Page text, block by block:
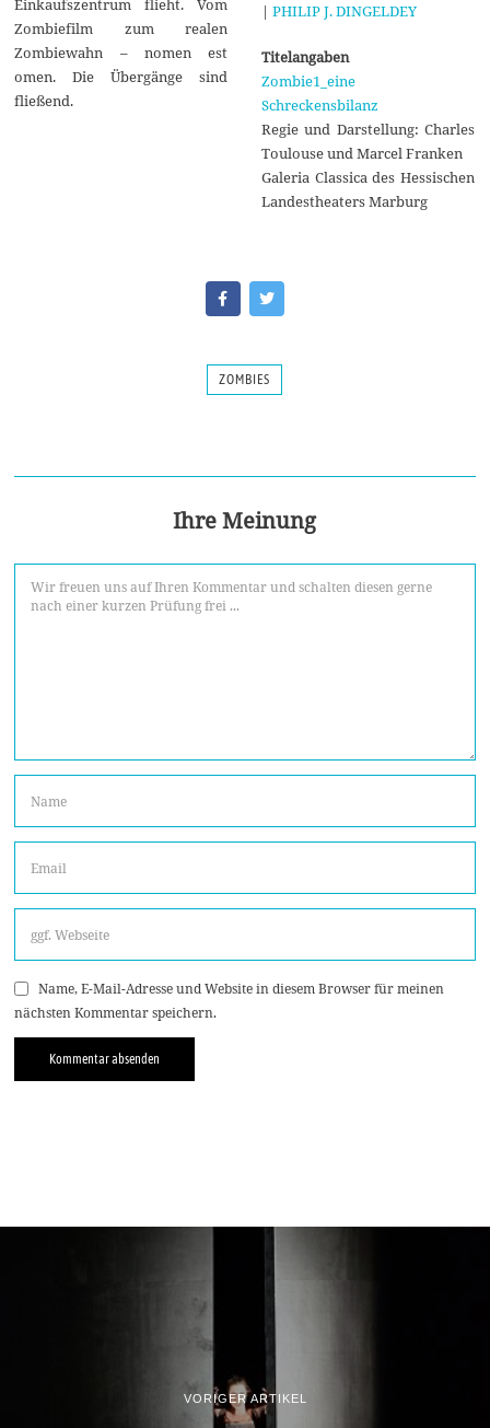
Einkaufszentrum flieht. Vom
Zombiefilm zum realen
Zombiewahn – nomen est
omen. Die Übergänge sind
fließend.
| PHILIP J. DINGELDEY
Titelangaben
Zombie1_eine
Schreckensbilanz
Regie und Darstellung: Charles
Toulouse und Marcel Franken
Galeria Classica des Hessischen
Landestheaters Marburg
ZOMBIES
Ihre Meinung
Name, E-Mail-Adresse und Website in diesem Browser für meinen
nächsten Kommentar speichern.
VORIGER ARTIKEL